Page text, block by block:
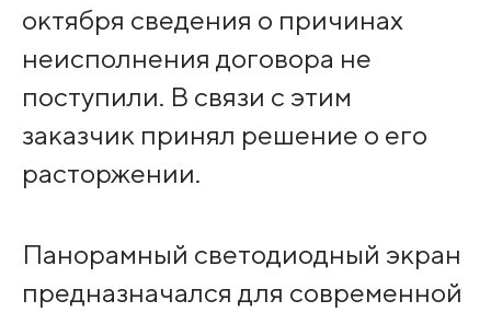
октября сведения о причинах
неисполнения договора не
поступили. В связи с этим
заказчик принял решение о его
расторжении.
Панорамный светодиодный экран
предназначался для современной